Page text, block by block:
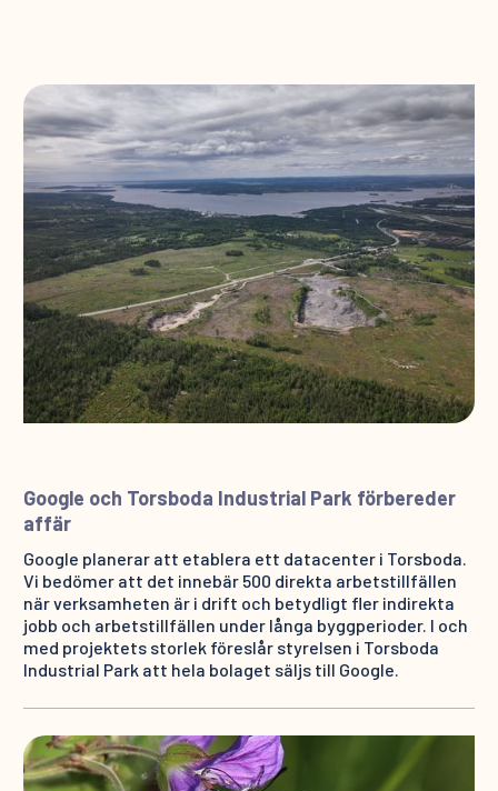
Google och Torsboda Industrial Park förbereder
affär
Google planerar att etablera ett datacenter i Torsboda.
Vi bedömer att det innebär 500 direkta arbetstillfällen
när verksamheten är i drift och betydligt fler indirekta
jobb och arbetstillfällen under långa byggperioder. I och
med projektets storlek föreslår styrelsen i Torsboda
Industrial Park att hela bolaget säljs till Google.